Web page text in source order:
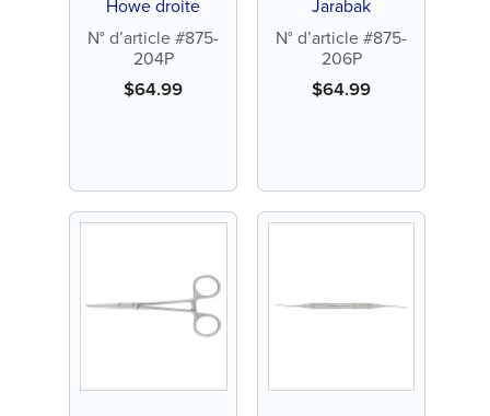
Howe droite
N° d’article #875-
204P
$64.99
Jarabak
N° d’article #875-
206P
$64.99